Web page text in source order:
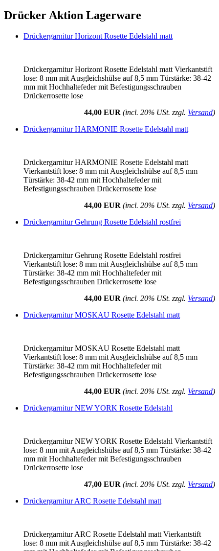
Drücker Aktion Lagerware
Drückergarnitur Horizont Rosette Edelstahl matt
Drückergarnitur Horizont Rosette Edelstahl matt Vierkantstift
lose: 8 mm mit Ausgleichshülse auf 8,5 mm Türstärke: 38-42
mm mit Hochhaltefeder mit Befestigungsschrauben
Drückerrosette lose
44,00 EUR (incl. 20% USt. zzgl. Versand)
Drückergarnitur HARMONIE Rosette Edelstahl matt
Drückergarnitur HARMONIE Rosette Edelstahl matt
Vierkantstift lose: 8 mm mit Ausgleichshülse auf 8,5 mm
Türstärke: 38-42 mm mit Hochhaltefeder mit
Befestigungsschrauben Drückerrosette lose
44,00 EUR (incl. 20% USt. zzgl. Versand)
Drückergarnitur Gehrung Rosette Edelstahl rostfrei
Drückergarnitur Gehrung Rosette Edelstahl rostfrei
Vierkantstift lose: 8 mm mit Ausgleichshülse auf 8,5 mm
Türstärke: 38-42 mm mit Hochhaltefeder mit
Befestigungsschrauben Drückerrosette lose
44,00 EUR (incl. 20% USt. zzgl. Versand)
Drückergarnitur MOSKAU Rosette Edelstahl matt
Drückergarnitur MOSKAU Rosette Edelstahl matt
Vierkantstift lose: 8 mm mit Ausgleichshülse auf 8,5 mm
Türstärke: 38-42 mm mit Hochhaltefeder mit
Befestigungsschrauben Drückerrosette lose
44,00 EUR (incl. 20% USt. zzgl. Versand)
Drückergarnitur NEW YORK Rosette Edelstahl
Drückergarnitur NEW YORK Rosette Edelstahl Vierkantstift
lose: 8 mm mit Ausgleichshülse auf 8,5 mm Türstärke: 38-42
mm mit Hochhaltefeder mit Befestigungsschrauben
Drückerrosette lose
47,00 EUR (incl. 20% USt. zzgl. Versand)
Drückergarnitur ARC Rosette Edelstahl matt
Drückergarnitur ARC Rosette Edelstahl matt Vierkantstift
lose: 8 mm mit Ausgleichshülse auf 8,5 mm Türstärke: 38-42